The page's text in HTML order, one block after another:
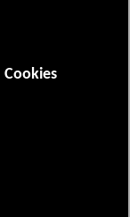
Cookies
está dirigida por